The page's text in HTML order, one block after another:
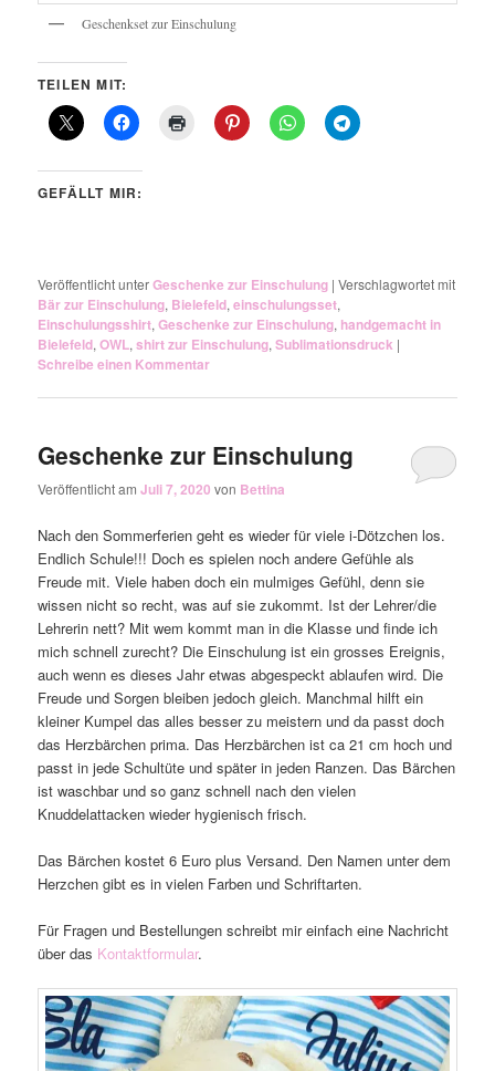
Geschenkset zur Einschulung
TEILEN MIT:
GEFÄLLT MIR:
Veröffentlicht unterGeschenke zur Einschulung |Verschlagwortet mit
Bär zur Einschulung, Bielefeld,einschulungsset,
Einschulungsshirt,Geschenke zur Einschulung, handgemacht in
Bielefeld,OWL,shirt zur Einschulung,Sublimationsdruck |
Schreibe einen Kommentar
Geschenke zur Einschulung
Veröffentlicht amJuli 7, 2020 von Bettina
Nach den Sommerferien geht es wieder für viele i-Dötzchen los.
Endlich Schule!!! Doch es spielen noch andere Gefühle als
Freude mit. Viele haben doch ein mulmiges Gefühl, denn sie
wissen nicht so recht, was auf sie zukommt. Ist der Lehrer/die
Lehrerin nett? Mit wem kommt man in die Klasse und finde ich
mich schnell zurecht? Die Einschulung ist ein grosses Ereignis,
auch wenn es dieses Jahr etwas abgespeckt ablaufen wird. Die
Freude und Sorgen bleiben jedoch gleich. Manchmal hilft ein
kleiner Kumpel das alles besser zu meistern und da passt doch
das Herzbärchen prima. Das Herzbärchen ist ca 21 cm hoch und
passt in jede Schultüte und später in jeden Ranzen. Das Bärchen
ist waschbar und so ganz schnell nach den vielen
Knuddelattacken wieder hygienisch frisch.
Das Bärchen kostet 6 Euro plus Versand. Den Namen unter dem
Herzchen gibt es in vielen Farben und Schriftarten.
Für Fragen und Bestellungen schreibt mir einfach eine Nachricht
über das Kontaktformular.